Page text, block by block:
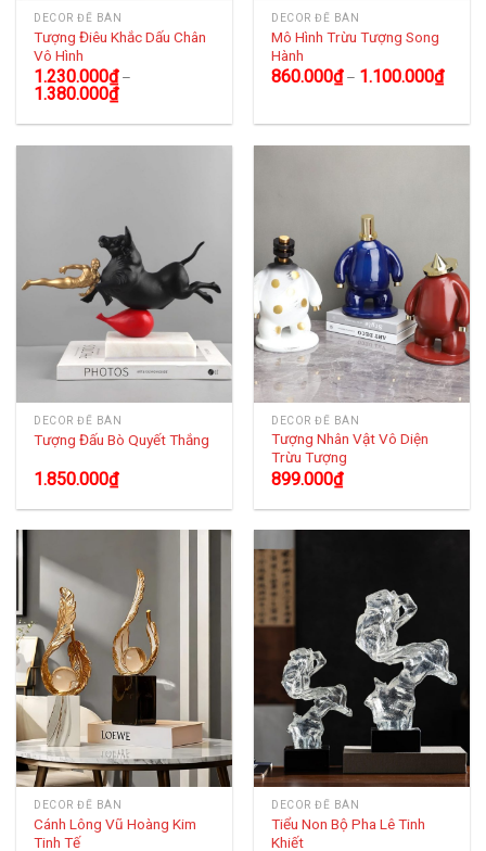
DECOR ĐỂ BÀN
Tượng Điêu Khắc Dấu Chân
Vô Hình
1.230.000₫–
1.380.000₫
DECOR ĐỂ BÀN
Mô Hình Trừu Tượng Song
Hành
860.000₫– 1.100.000₫
DECOR ĐỂ BÀN
Tượng Đấu Bò Quyết Thắng
1.850.000₫
DECOR ĐỂ BÀN
Tượng Nhân Vật Vô Diện
Trừu Tượng
899.000₫
DECOR ĐỂ BÀN
Cánh Lông Vũ Hoàng Kim
Tinh Tế
DECOR ĐỂ BÀN
Tiểu Non Bộ Pha Lê Tinh
Khiết